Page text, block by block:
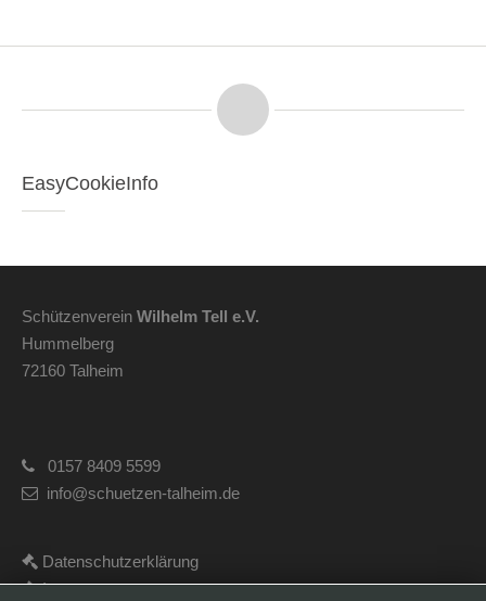
EasyCookieInfo
Schützenverein Wilhelm Tell e.V.
Hummelberg
72160 Talheim
0157 8409 5599
info@schuetzen-talheim.de
Datenschutzerklärung
Impressum